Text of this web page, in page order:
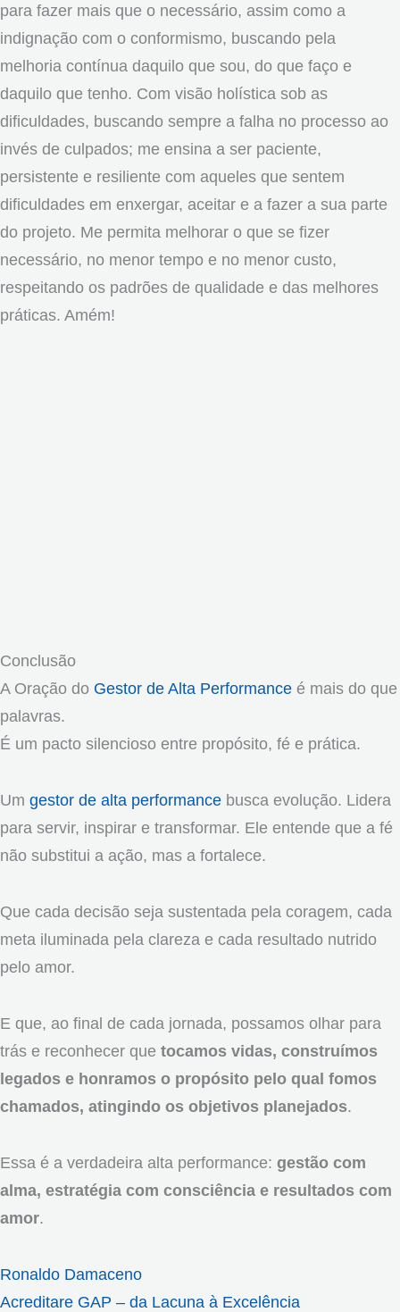
para fazer mais que o necessário, assim como a
indignação com o conformismo, buscando pela
melhoria contínua daquilo que sou, do que faço e
daquilo que tenho. Com visão holística sob as
dificuldades, buscando sempre a falha no processo ao
invés de culpados; me ensina a ser paciente,
persistente e resiliente com aqueles que sentem
dificuldades em enxergar, aceitar e a fazer a sua parte
do projeto. Me permita melhorar o que se fizer
necessário, no menor tempo e no menor custo,
respeitando os padrões de qualidade e das melhores
práticas. Amém!
Conclusão
A Oração do Gestor de Alta Performance é mais do que
palavras.
É um pacto silencioso entre propósito, fé e prática.
Um gestor de alta performance busca evolução. Lidera
para servir, inspirar e transformar. Ele entende que a fé
não substitui a ação, mas a fortalece.
Que cada decisão seja sustentada pela coragem, cada
meta iluminada pela clareza e cada resultado nutrido
pelo amor.
E que, ao final de cada jornada, possamos olhar para
trás e reconhecer que tocamos vidas, construímos
legados e honramos o propósito pelo qual fomos
chamados, atingindo os objetivos planejados.
Essa é a verdadeira alta performance: gestão com
alma, estratégia com consciência e resultados com
amor.
Ronaldo Damaceno
Acreditare GAP – da Lacuna à Excelência